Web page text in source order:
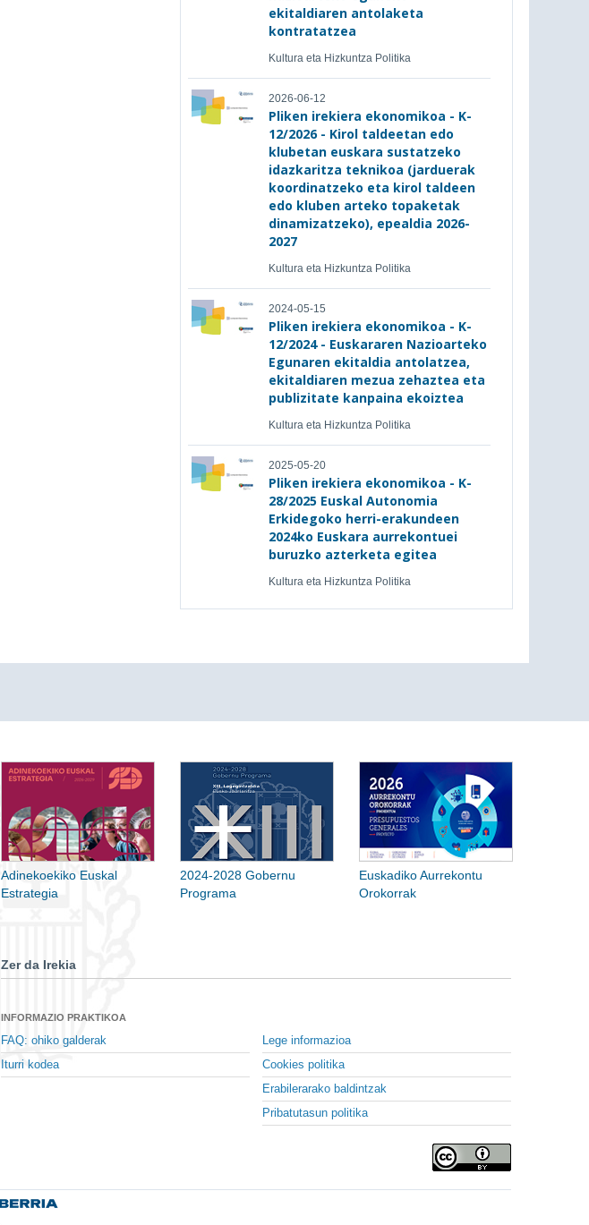
ekitaldiaren antolaketa
kontratatzea
Kultura eta Hizkuntza Politika
2026-06-12
Pliken irekiera ekonomikoa - K-
12/2026 - Kirol taldeetan edo
klubetan euskara sustatzeko
idazkaritza teknikoa (jarduerak
koordinatzeko eta kirol taldeen
edo kluben arteko topaketak
dinamizatzeko), epealdia 2026-
2027
Kultura eta Hizkuntza Politika
2024-05-15
Pliken irekiera ekonomikoa - K-
12/2024 - Euskararen Nazioarteko
Egunaren ekitaldia antolatzea,
ekitaldiaren mezua zehaztea eta
publizitate kanpaina ekoiztea
Kultura eta Hizkuntza Politika
2025-05-20
Pliken irekiera ekonomikoa - K-
28/2025 Euskal Autonomia
Erkidegoko herri-erakundeen
2024ko Euskara aurrekontuei
buruzko azterketa egitea
Kultura eta Hizkuntza Politika
Adinekoekiko Euskal
Estrategia
2024-2028 Gobernu
Programa
Euskadiko Aurrekontu
Orokorrak
Zer da Irekia
INFORMAZIO PRAKTIKOA
FAQ: ohiko galderak
Iturri kodea
Lege informazioa
Cookies politika
Erabilerarako baldintzak
Pribatutasun politika